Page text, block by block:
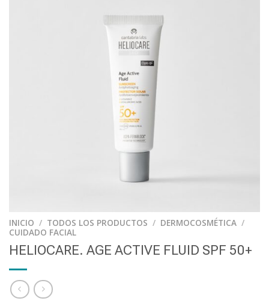
INICIO / TODOS LOS PRODUCTOS / DERMOCOSMÉTICA /
CUIDADO FACIAL
HELIOCARE. AGE ACTIVE FLUID SPF 50+